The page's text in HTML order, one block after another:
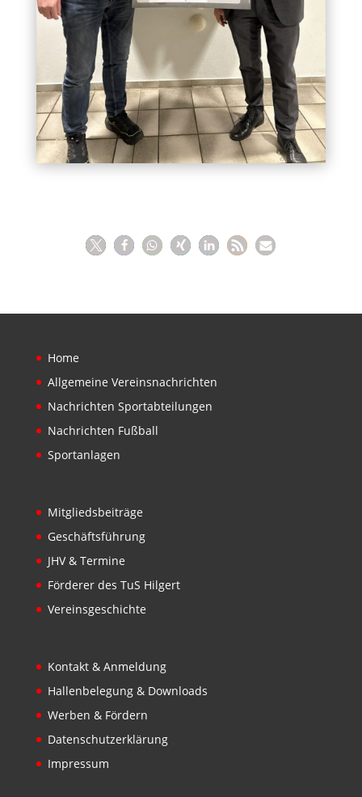
Home
Allgemeine Vereinsnachrichten
Nachrichten Sportabteilungen
Nachrichten Fußball
Sportanlagen
Mitgliedsbeiträge
Geschäftsführung
JHV & Termine
Förderer des TuS Hilgert
Vereinsgeschichte
Kontakt & Anmeldung
Hallenbelegung & Downloads
Werben & Fördern
Datenschutzerklärung
Impressum